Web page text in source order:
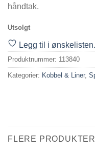
håndtak.
Utsolgt
Legg til i ønskelisten.
Produktnummer: 113840
Kategorier: Kobbel & Liner,
FLERE PRODUKTER